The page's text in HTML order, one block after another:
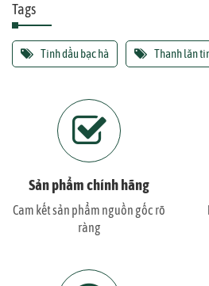
Tags
Tinh dầu bạc hà Thanh lăn
Sản phẩm chính hãng
Cam kết sản phẩm nguồn gốc rõ
ràng